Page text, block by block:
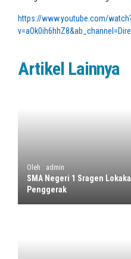
https://www.youtube.com/
Artikel Lainnya
Oleh : admin
SMA Negeri 1 Sragen
Penggerak